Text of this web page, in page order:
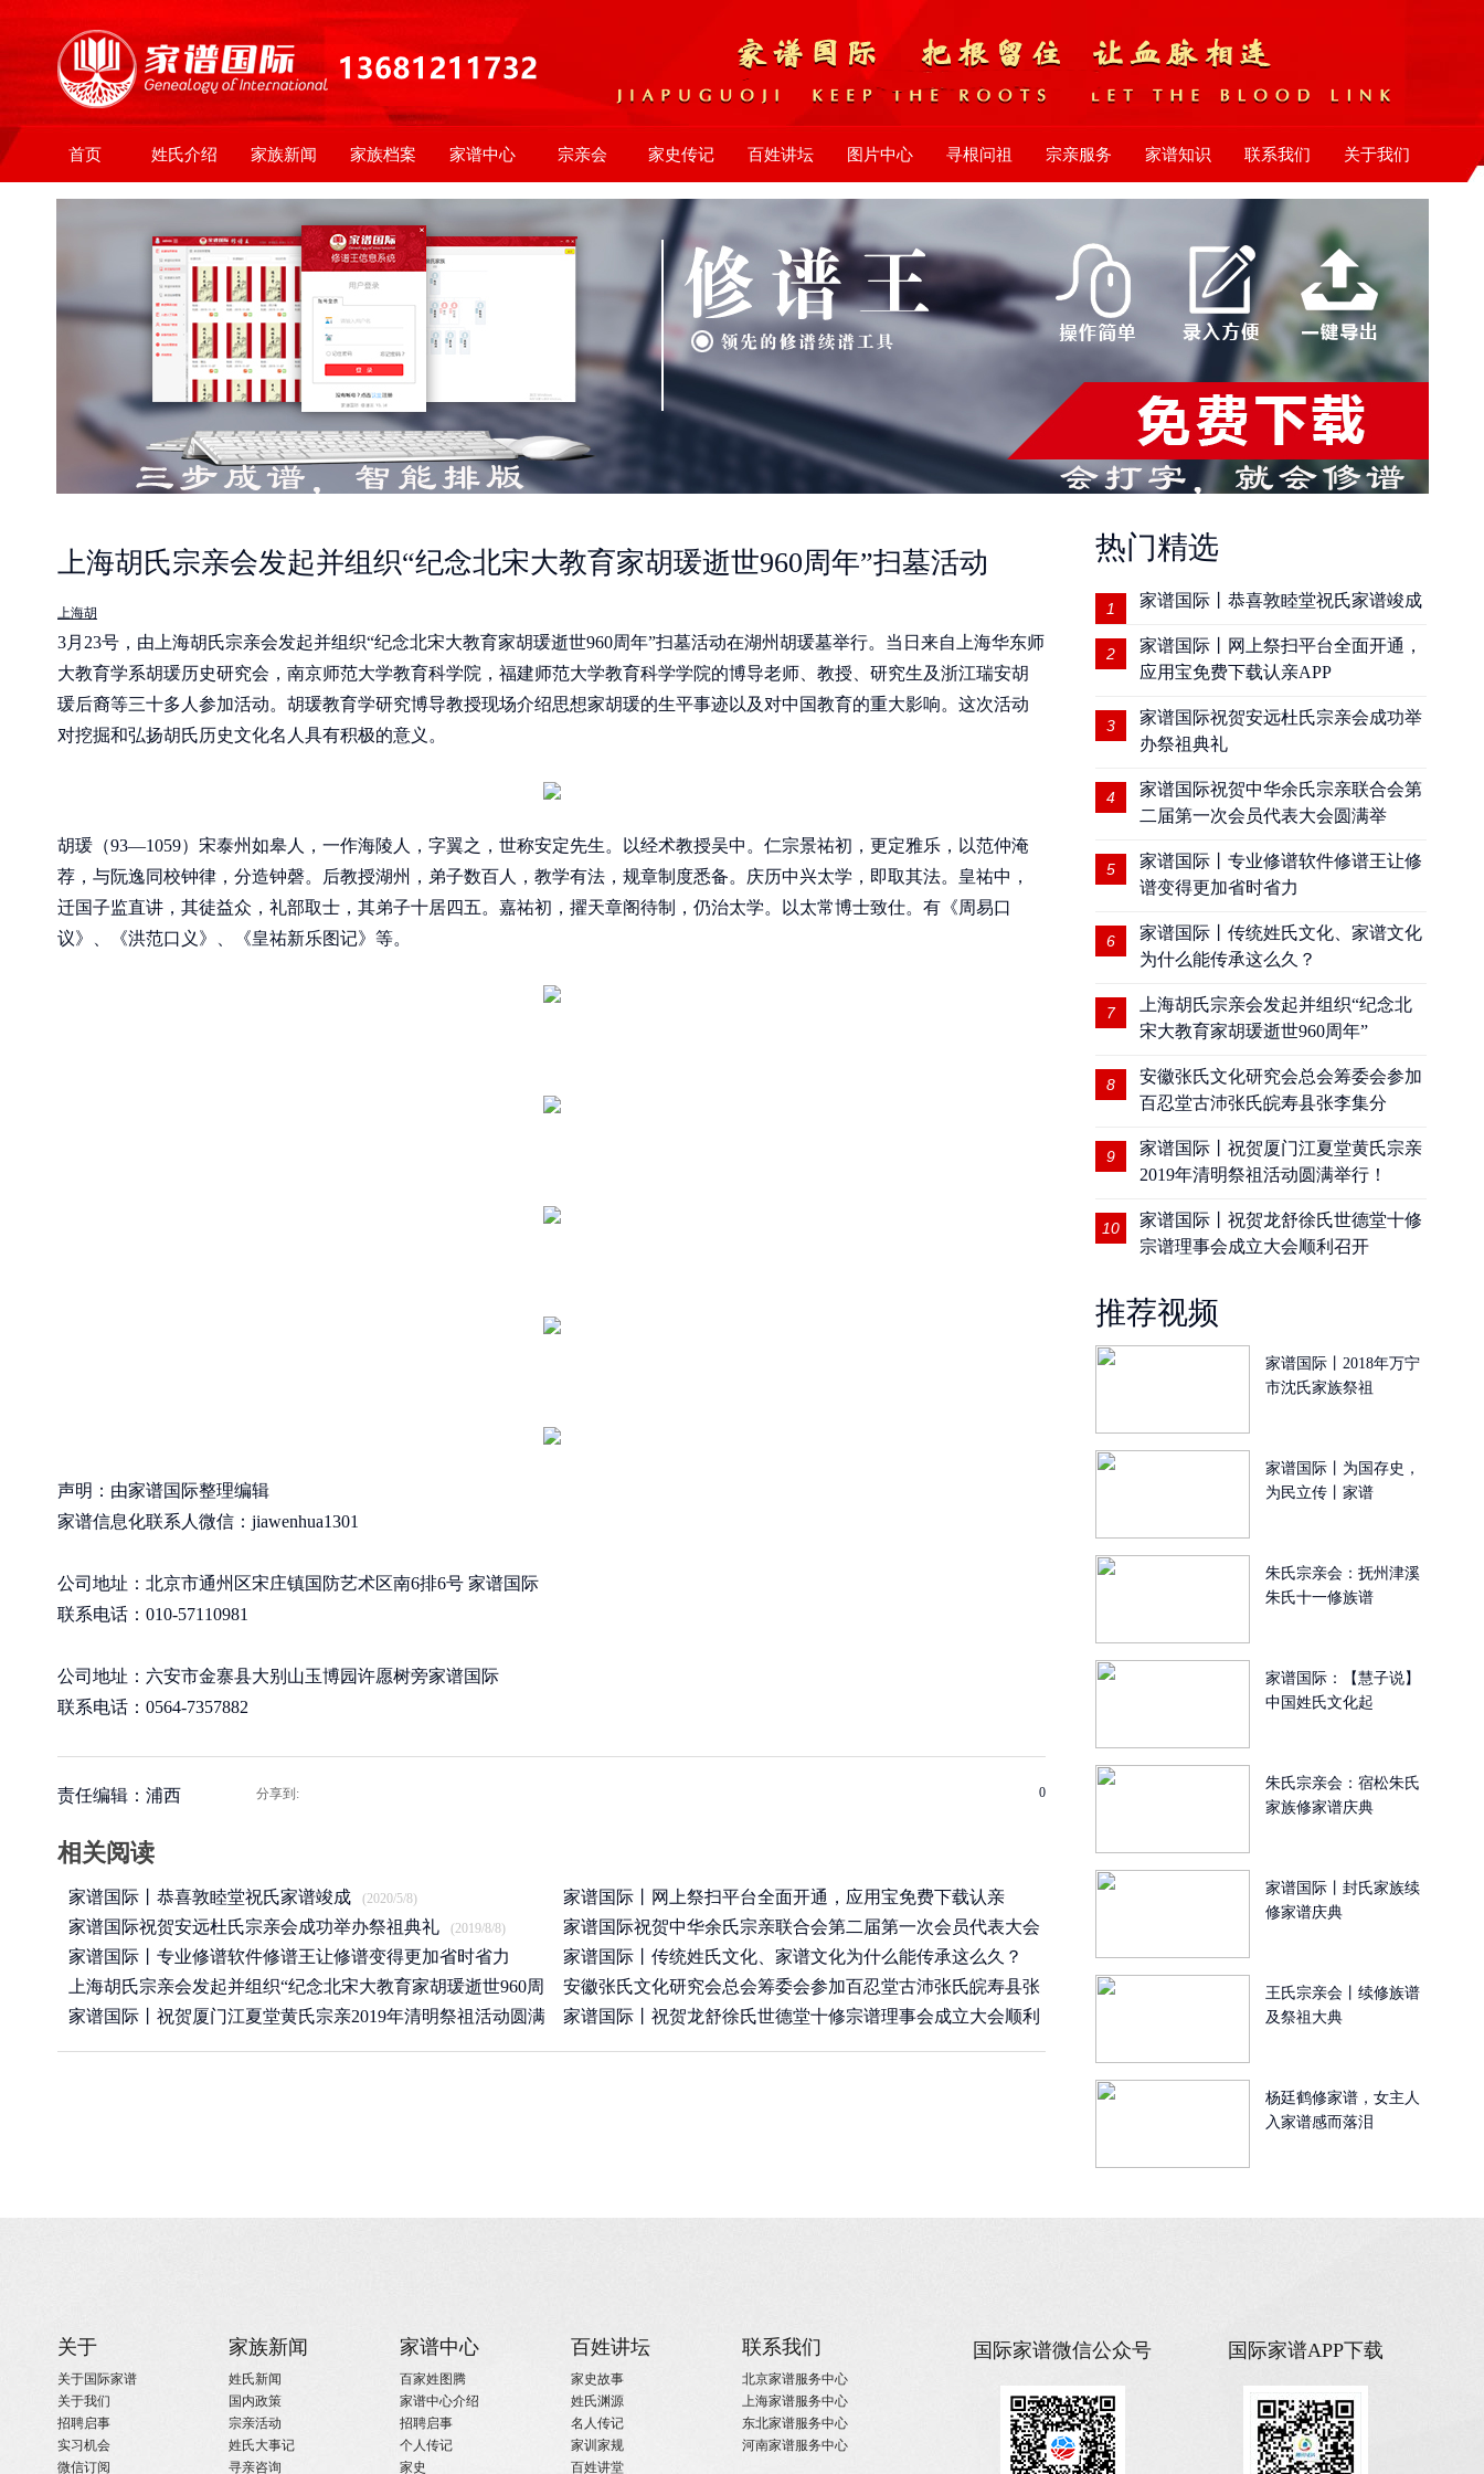
首页 姓氏介绍 家族新闻 家族档案 家谱中心 宗亲会 家史传记 百姓讲坛 图片中心 寻根问祖 宗亲服务 家谱知识 联系我们 关于我们
上海胡氏宗亲会发起并组织“纪念北宋大教育家胡瑗逝世960周年”扫墓活动
上海胡
3月23号，由上海胡氏宗亲会发起并组织“纪念北宋大教育家胡瑗逝世960周年”扫墓活动在湖州胡瑗墓举行。当日来自上海华东师
大教育学系胡瑗历史研究会，南京师范大学教育科学院，福建师范大学教育科学学院的博导老师、教授、研究生及浙江瑞安胡
瑗后裔等三十多人参加活动。胡瑗教育学研究博导教授现场介绍思想家胡瑗的生平事迹以及对中国教育的重大影响。这次活动
对挖掘和弘扬胡氏历史文化名人具有积极的意义。
胡瑗（93—1059）宋泰州如皋人，一作海陵人，字翼之，世称安定先生。以经术教授吴中。仁宗景祐初，更定雅乐，以范仲淹
荐，与阮逸同校钟律，分造钟磬。后教授湖州，弟子数百人，教学有法，规章制度悉备。庆历中兴太学，即取其法。皇祐中，
迁国子监直讲，其徒益众，礼部取士，其弟子十居四五。嘉祐初，擢天章阁待制，仍治太学。以太常博士致仕。有《周易口
议》、《洪范口义》、《皇祐新乐图记》等。
声明：由家谱国际整理编辑
家谱信息化联系人微信：jiawenhua1301
公司地址：北京市通州区宋庄镇国防艺术区南6排6号 家谱国际
联系电话：010-57110981
公司地址：六安市金寨县大别山玉博园许愿树旁家谱国际
联系电话：0564-7357882
责任编辑：浦西 分享到: 0
相关阅读
家谱国际丨恭喜敦睦堂祝氏家谱竣成 (2020/5/8)
家谱国际丨网上祭扫平台全面开通，应用宝免费下载认亲
APP
(2020/3/25)
家谱国际祝贺安远杜氏宗亲会成功举办祭祖典礼 (2019/8/8)
家谱国际祝贺中华余氏宗亲联合会第二届第一次会员代表大会
圆满举
(2019/7/19)
家谱国际丨专业修谱软件修谱王让修谱变得更加省时省力
(2019/7/17)
家谱国际丨传统姓氏文化、家谱文化为什么能传承这么久？
(2019/6/21)
上海胡氏宗亲会发起并组织“纪念北宋大教育家胡瑗逝世960周
年”
(2019/4/27)
安徽张氏文化研究会总会筹委会参加百忍堂古沛张氏皖寿县张
李集分
(2019/4/26)
家谱国际丨祝贺厦门江夏堂黄氏宗亲2019年清明祭祖活动圆满
(2019/4/13)
家谱国际丨祝贺龙舒徐氏世德堂十修宗谱理事会成立大会顺利
(2019/4/9)
热门精选
1 家谱国际丨恭喜敦睦堂祝氏家谱竣成
2
家谱国际丨网上祭扫平台全面开通，
应用宝免费下载认亲APP
3
家谱国际祝贺安远杜氏宗亲会成功举
办祭祖典礼
4
家谱国际祝贺中华余氏宗亲联合会第
二届第一次会员代表大会圆满举
5
家谱国际丨专业修谱软件修谱王让修
谱变得更加省时省力
6
家谱国际丨传统姓氏文化、家谱文化
为什么能传承这么久？
7
上海胡氏宗亲会发起并组织“纪念北
宋大教育家胡瑗逝世960周年”
8
安徽张氏文化研究会总会筹委会参加
百忍堂古沛张氏皖寿县张李集分
9
家谱国际丨祝贺厦门江夏堂黄氏宗亲
2019年清明祭祖活动圆满举行！
10
家谱国际丨祝贺龙舒徐氏世德堂十修
宗谱理事会成立大会顺利召开
推荐视频
家谱国际丨2018年万宁
市沈氏家族祭祖
家谱国际丨为国存史，
为民立传丨家谱
朱氏宗亲会：抚州津溪
朱氏十一修族谱
家谱国际：【慧子说】
中国姓氏文化起
朱氏宗亲会：宿松朱氏
家族修家谱庆典
家谱国际丨封氏家族续
修家谱庆典
王氏宗亲会丨续修族谱
及祭祖大典
杨廷鹤修家谱，女主人
入家谱感而落泪
国际家谱APP下载
国际家谱微信公众号
关于
关于国际家谱
关于我们
招聘启事
实习机会
微信订阅
家族新闻
姓氏新闻
国内政策
宗亲活动
姓氏大事记
寻亲咨询
家谱中心
百家姓图腾
家谱中心介绍
招聘启事
个人传记
家史
百姓讲坛
家史故事
姓氏渊源
名人传记
家训家规
百姓讲堂
联系我们
北京家谱服务中心
上海家谱服务中心
东北家谱服务中心
河南家谱服务中心